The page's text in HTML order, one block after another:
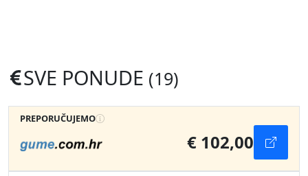
SVE PONUDE (19)
PREPORUČUJEMO
€ 102,00